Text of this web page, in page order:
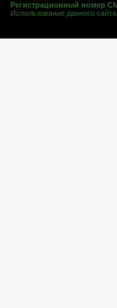
Регистрационный номер
Использование данного